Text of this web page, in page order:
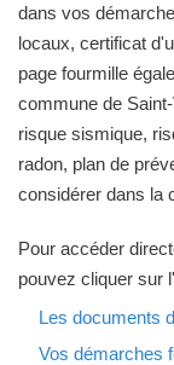
dans vos
locaux, certificat
page fourmille
commune de
risque sismique,
radon, plan de
considérer dans la
Pour accéder
pouvez cliquer sur
Les documents
Vos démarches